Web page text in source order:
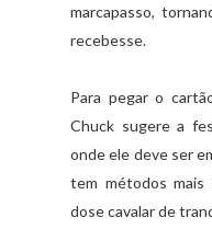
marcapasso,
recebesse.
Para pegar o
Chuck sugere a
onde ele deve ser
tem métodos
dose cavalar de